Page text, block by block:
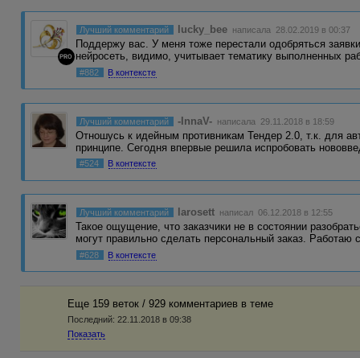
PRO
Лучший комментарий lucky_bee написала 28.02.2019 в 00:37
Поддержу вас. У меня тоже перестали одобряться
нейросеть, видимо, учитывает тематику выполненных
#882 В контексте
Лучший комментарий -InnaV- написала 29.11.2018 в 18:59
Отношусь к идейным противникам Тендер 2.0, т.к. для
принципе. Сегодня впервые решила испробовать
#524 В контексте
Лучший комментарий larosett написал 06.12.2018 в 12:55
Такое ощущение, что заказчики не в состоянии
могут правильно сделать персональный заказ. Работаю
#628 В контексте
Еще 159 веток / 929 комментариев в темe
Последний: 22.11.2018 в 09:38
Показать